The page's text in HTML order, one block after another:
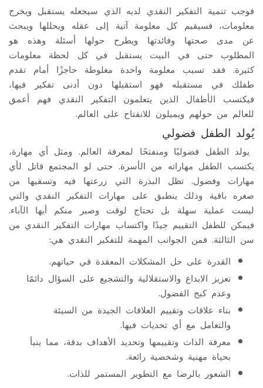
فوجب تنمية التفكير النقدي لديه الذي سيجعله يستقبل ويخرج
معلومات، فسيقيم كل معلومة آتية إلى عقله ويحللها ويبحث
عن مدى صحتها وفائدتها ويطرح حولها أسئلة وهذه هو
المطلوب حتى في البيت يستقبل في كل لحظة معلومات
كثيرة. فقد تسبب معلومة واحدة مغلوطة حاجزًا أمام تقدم
طفلك في مستقبله فهو استقبلها دون أدنى تفكير فيها،
فيكتسب الأطفال الذين يتعلمون التفكير النقدي فهم أعمق
للعالم من حولهم ويميلون للانفتاح على العالم.
يُولد الطفل فضولي
يولد الطفل فضوليًا ومنفتحًا لمعرفة العالم. ومثل أي مهارة،
يكتسب الطفل مهاراته من الأسرة. حتى لو المجتمع قاتل لأي
مهارات وفضول. تظل البذرة التي زرعتها فيه وتسقيها من
صغره باقية وذلك ينطبق على مهارات التفكير النقدي والتي
ليست عملية سهلة بل تحتاج لوقت وصبر منكم أيها الآباء.
فيمكن للطفل التقييم جيدًا واكتساب مهارات التفكير النقدي من
سن الثالثة. فمن الجوانب المهمة للتفكير النقدي هي:
القدرة على حل المشكلات المعقدة في حياتهم.
تعزيز الابداع والاستقلالية والتشجيع على السؤال دائمًا
وعدم كبح الفضول.
بناء علاقات وتقييم العلاقات الجيدة من السيئة
والتعامل مع أي تحديات فيها.
معرفة الذات وتقييمها وتحديد الأهداف بدقة، مما ينبأ
بحياة مهنية وشخصية رائعة.
الشعور بالرضا مع التطوير المستمر للذات.